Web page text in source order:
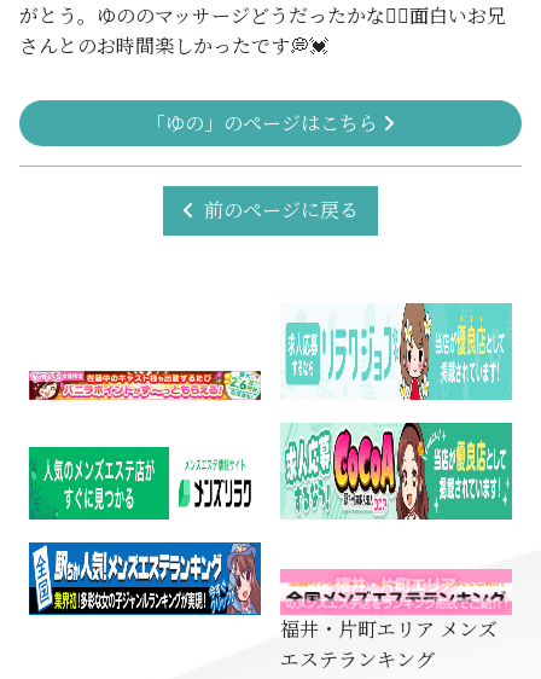
がとう。ゆののマッサージどうだったかな💆‍♀️面白いお兄
さんとのお時間楽しかったです💭💓‪
「ゆの」のページはこちら
前のページに戻る
福井・片町エリア メンズ
エステランキング